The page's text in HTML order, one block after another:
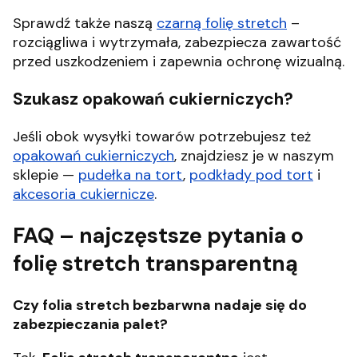
Sprawdź także naszą czarną folię stretch –
rozciągliwa i wytrzymała, zabezpiecza zawartość
przed uszkodzeniem i zapewnia ochronę wizualną.
Szukasz opakowań cukierniczych?
Jeśli obok wysyłki towarów potrzebujesz też
opakowań cukierniczych, znajdziesz je w naszym
sklepie — pudełka na tort, podkłady pod tort i
akcesoria cukiernicze.
FAQ – najczęstsze pytania o
folię stretch transparentną
Czy folia stretch bezbarwna nadaje się do
zabezpieczania palet?